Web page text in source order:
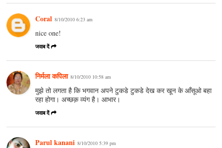
Coral 8/10/2010 6:23 am
nice one!
जवाब दें
निर्मला कपिला 8/10/2010 10:58 am
मुझे तो लगता है कि भगवान अपने टुकडे टुकडे देख कर खून के आँसूओ बहा
रहा होगा। अच्छक़ व्यंग है। आभार।
जवाब दें
Parul kanani 8/10/2010 5:39 pm